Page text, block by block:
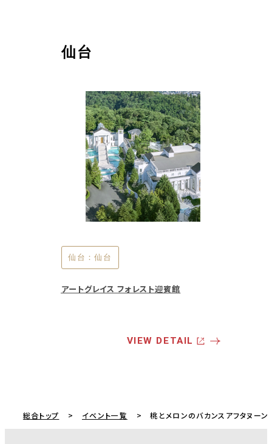
東京
東京：市ヶ谷
アプローズスクエア 東京迎賓館
VIEW DETAIL
横浜
横浜：横浜
リストランテ マンジャーレ 伊勢山
VIEW DETAIL
埼玉
埼玉：大宮
大宮璃宮 Caf'e&Restaurant 四季庭
VIEW DETAIL
名古屋
名古屋：星ヶ丘
星ヶ丘迎賓館 アートグレイスクラブ
VIEW DETAIL
仙台
仙台：仙台
アートグレイス フォレスト迎賓館
VIEW DETAIL
総合トップ イベント一覧 桃とメロンのバカンスアフタヌーン